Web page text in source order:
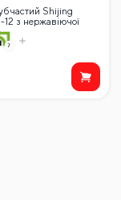
Shijing
з нержавіючої
мм зуб 12 мм